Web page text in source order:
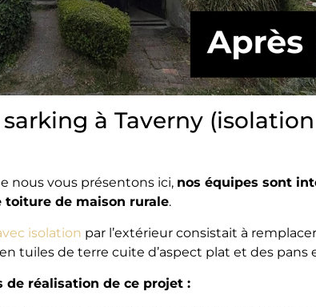
sarking à Taverny
nous vous présentons ici, nos équipes sont
toiture de maison rurale.
isolation par l’extérieur consistait à
tuiles de terre cuite d’aspect plat et des pans
de réalisation de ce projet :